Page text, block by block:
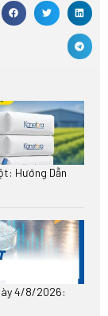
Hướng Dẫn
4/8/2026: